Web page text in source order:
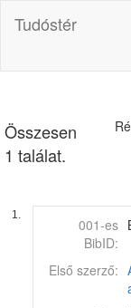
Tudóstér
Összesen
1 találat.
1.
001-es
BibID:
Első szerző: